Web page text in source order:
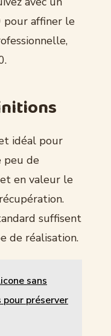
pour affiner le
idéal pour
peu de
en valeur le
suffisent
de réalisation.
sans
préserver